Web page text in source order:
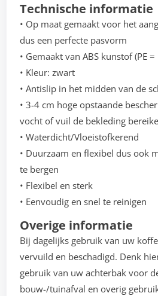
Technische informatie
• Op maat gemaakt voor het
dus een perfecte pasvorm
• Gemaakt van ABS kunstof (PE
• Kleur: zwart
• Antislip in het midden van de
• 3-4 cm hoge opstaande
vocht of vuil de bekleding
• Waterdicht/Vloeistofkerend
• Duurzaam en flexibel dus ook
te bergen
• Flexibel en sterk
• Eenvoudig en snel te reinigen
Overige informatie
Bij dagelijks gebruik van uw
vervuild en beschadigd. Denk
gebruik van uw achterbak voor
bouw-/tuinafval en overig